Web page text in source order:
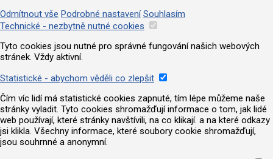
Odmítnout vše Podrobné nastavení Souhlasím
Technické - nezbytně nutné cookies
Tyto cookies jsou nutné pro správné fungování našich webových
stránek. Vždy aktivní.
Statistické - abychom věděli co zlepšit
Čím víc lidí má statistické cookies zapnuté, tím lépe můžeme naše
stránky vyladit. Tyto cookies shromažďují informace o tom, jak lidé
web používají, které stránky navštívili, na co klikají. a na které odkazy
jsi klikla. Všechny informace, které soubory cookie shromažďují,
jsou souhrnné a anonymní.